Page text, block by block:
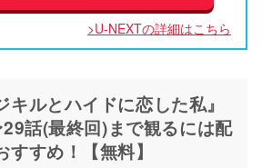
>U-NEXTの詳細はこちら
ルとハイドに恋した私』
話(最終回)まで観るには配
すめ！【無料】